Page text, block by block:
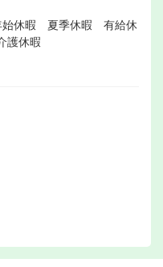
休暇 夏季休暇 有給休
休暇